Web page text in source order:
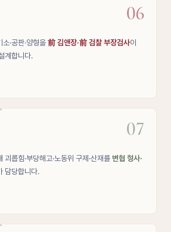
06
·공판·양형을前 김앤장·前 검찰 부장검사이
계합니다.
07
괴롭힘·부당해고·노동위 구제·산재를 변협 형사·
담당합니다.